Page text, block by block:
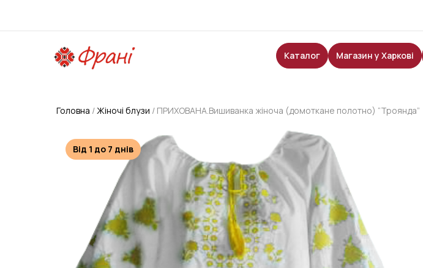
Каталог Магазин у Харкові
Головна Жіночі блузи ПРИХОВАНА.Вишиванка жіноча (домоткане полотно) “Троянда”
Від 1 до 7 днів